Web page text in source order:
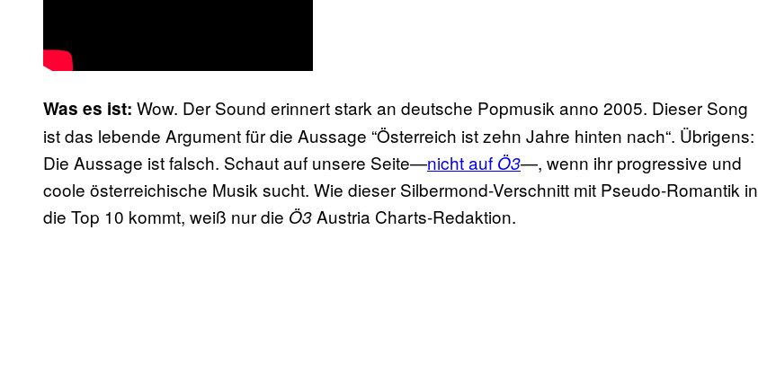
Was es ist: Wow. Der Sound erinnert stark an deutsche Popmusik anno 2005. Dieser Song
ist das lebende Argument für die Aussage “Österreich ist zehn Jahre hinten nach“. Übrigens:
Die Aussage ist falsch. Schaut auf unsere Seite—nicht auf Ö3—, wenn ihr progressive und
coole österreichische Musik sucht. Wie dieser Silbermond-Verschnitt mit Pseudo-Romantik in
die Top 10 kommt, weiß nur die Ö3Austria Charts-Redaktion.